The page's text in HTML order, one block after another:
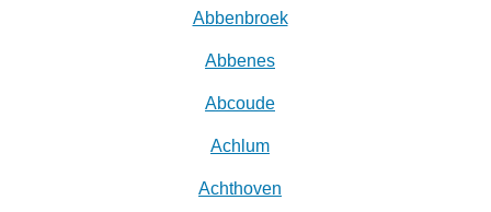
Abbenbroek
Abbenes
Abcoude
Achlum
Achthoven